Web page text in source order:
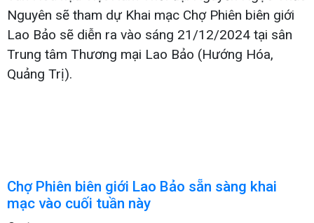
Nguyên sẽ tham dự Khai mạc Chợ Phiên biên giới
Lao Bảo sẽ diễn ra vào sáng 21/12/2024 tại sân
Trung tâm Thương mại Lao Bảo (Hướng Hóa,
Quảng Trị).
Chợ Phiên biên giới Lao Bảo sẵn sàng khai
mạc vào cuối tuần này